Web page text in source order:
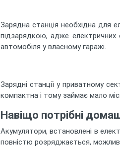
Зарядна станція необхідна для
підзарядкою, адже електричних
автомобіля у власному гаражі.
Зарядні станції у приватному
компактна і тому займає мало
Навіщо потрібні
Акумулятори, встановлені в
повністю розряджається,